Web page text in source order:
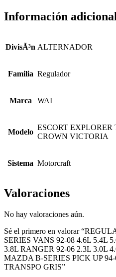
Información adicional
DivisÃ³n ALTERNADOR
Familia Regulador
Marca WAI
Modelo
ESCORT
CROWN VICTORIA
Sistema Motorcraft
Valoraciones
No hay valoraciones aún.
Sé el primero en valorar
SERIES VANS 92-08 4.6L 5.4L
3.8L RANGER 92-06 2.3L 3.0L
MAZDA B-SERIES PICK UP
TRANSPO GRIS”